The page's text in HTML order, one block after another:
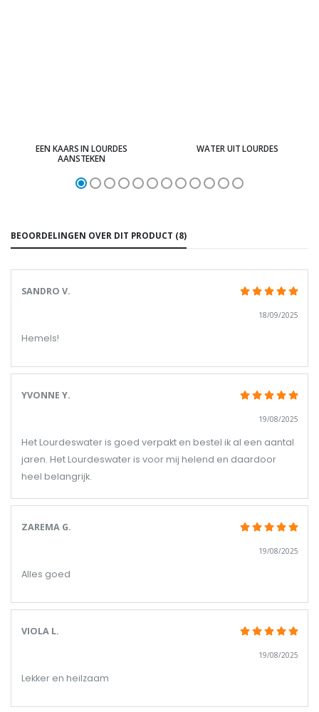
EEN KAARS IN LOURDES
AANSTEKEN
WATER UIT LOURDES
BEOORDELINGEN OVER DIT PRODUCT (8)
SANDRO V.
18/09/2025
Hemels!
YVONNE Y.
19/08/2025
Het Lourdeswater is goed verpakt en bestel ik al een aantal
jaren. Het Lourdeswater is voor mij helend en daardoor
heel belangrijk.
ZAREMA G.
19/08/2025
Alles goed
VIOLA L.
19/08/2025
Lekker en heilzaam